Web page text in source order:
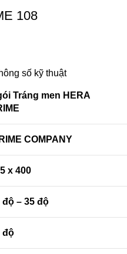
108
số kỹ thuật
Tráng men HERA
COMPANY
x 400
độ – 35 độ
độ